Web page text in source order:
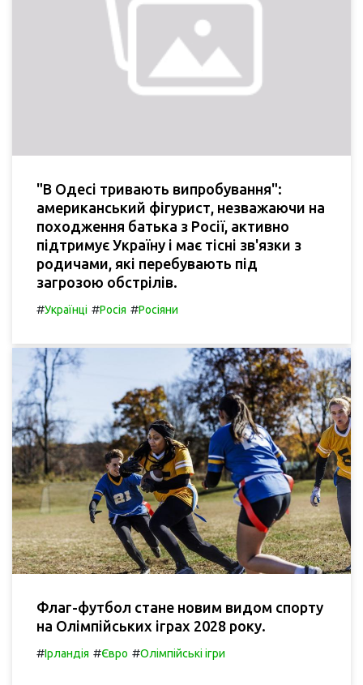
"В Одесі тривають випробування":
американський фігурист, незважаючи на
походження батька з Росії, активно
підтримує Україну і має тісні зв'язки з
родичами, які перебувають під
загрозою обстрілів.
#Українці #Росія #Росіяни
Флаг-футбол стане новим видом спорту
на Олімпійських іграх 2028 року.
#Ірландія #Євро #Олімпійські ігри